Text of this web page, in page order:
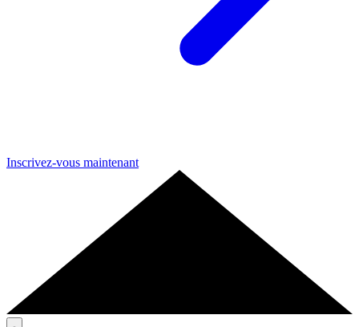
Inscrivez-vous maintenant